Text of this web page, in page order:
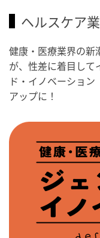
ヘルスケア
健康・医療業界の新
が、性差に着目して
ド・イノベーショ
アップに！